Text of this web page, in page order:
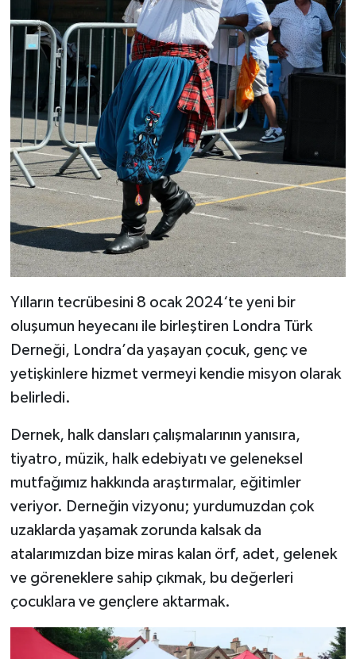
Yılların tecrübesini 8 ocak 2024‘te yeni bir
oluşumun heyecanı ile birleştiren Londra Türk
Derneği, Londra’da yaşayan çocuk, genç ve
yetişkinlere hizmet vermeyi kendie misyon olarak
belirledi.
Derne k, halk dansları çalışmalarının yanısıra,
tiyatro, müzik, halk edebiyatı ve geleneksel
mutfağımız hakkında araştırmalar, eğitimler
veriyor. Derneğin vizyonu; yurdumuzdan çok
uzaklarda yaşamak zorunda kalsak da
atalarımızdan bize miras kalan örf, adet, gelenek
ve göreneklere sahip çıkmak, bu değerleri
çocuklara ve gençlere aktarmak.